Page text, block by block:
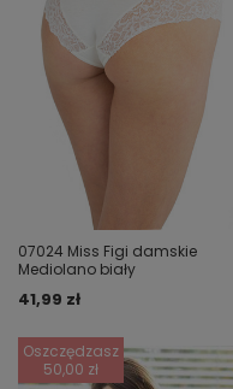
07024 Miss Figi damskie
Mediolano biały
41,99 zł
Oszczędzasz
50,00 zł